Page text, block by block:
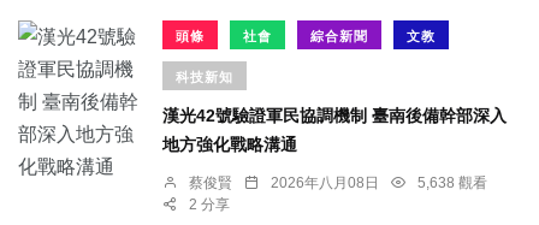
頭條 社會 綜合新聞 文教
科技新知
漢光42號驗證軍民協調機制 臺南後備幹部深入
地方強化戰略溝通
蔡俊賢 2026年八月08日
5,638 觀看
2 分享